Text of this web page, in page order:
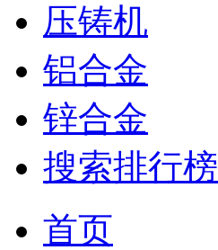
压铸机
铝合金
锌合金
搜索排行榜
首页